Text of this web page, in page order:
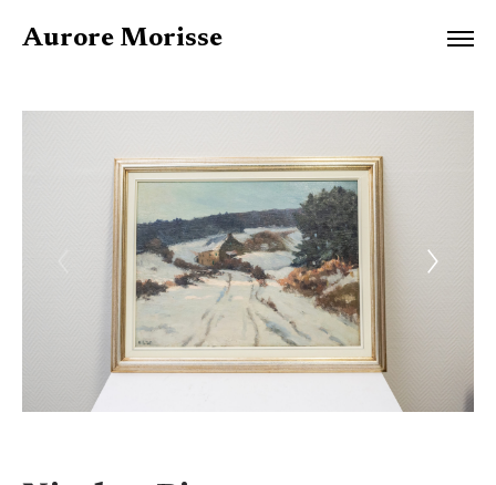
Aurore Morisse